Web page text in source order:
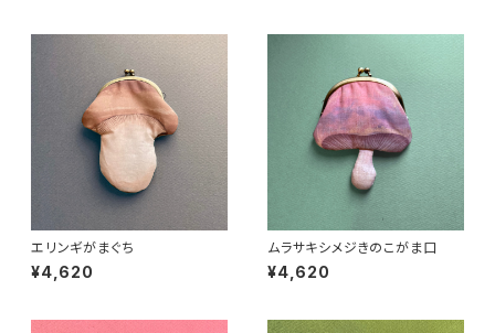
エリンギがまぐち
¥4,620
ムラサキシメジきのこがま口
¥4,620